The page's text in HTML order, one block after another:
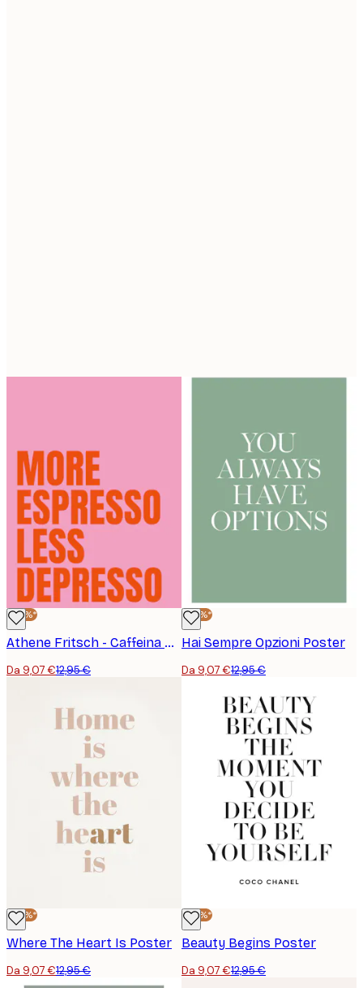
-30%*
Athene Fritsch - Caffeina Vibes Poster
Da 9,07 €12,95 €
-30%*
Hai Sempre Opzioni Poster
Da 9,07 €12,95 €
-30%*
Where The Heart Is Poster
Da 9,07 €12,95 €
-30%*
Beauty Begins Poster
Da 9,07 €12,95 €